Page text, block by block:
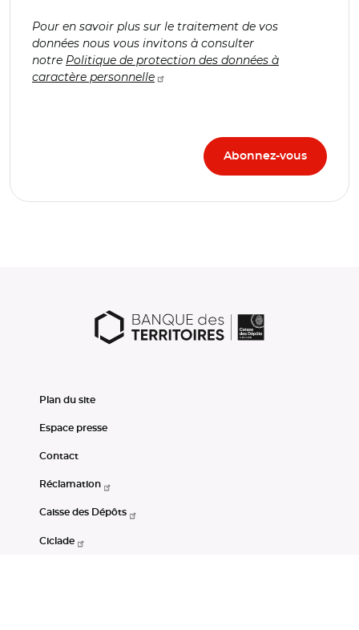
Pour en savoir plus sur le traitement de vos
données nous vous invitons à consulter
notre Politique de protection des données à
caractère personnelle
Plan du site
Espace presse
Contact
Réclamation
Caisse des Dépôts
Ciclade